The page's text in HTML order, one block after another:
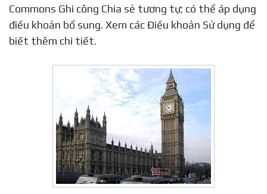
Commons Ghi công Chia sẻ tương tự; có thể áp dụng
điều khoản bổ sung. Xem các Điều khoản Sử dụng để
biết thêm chi tiết.